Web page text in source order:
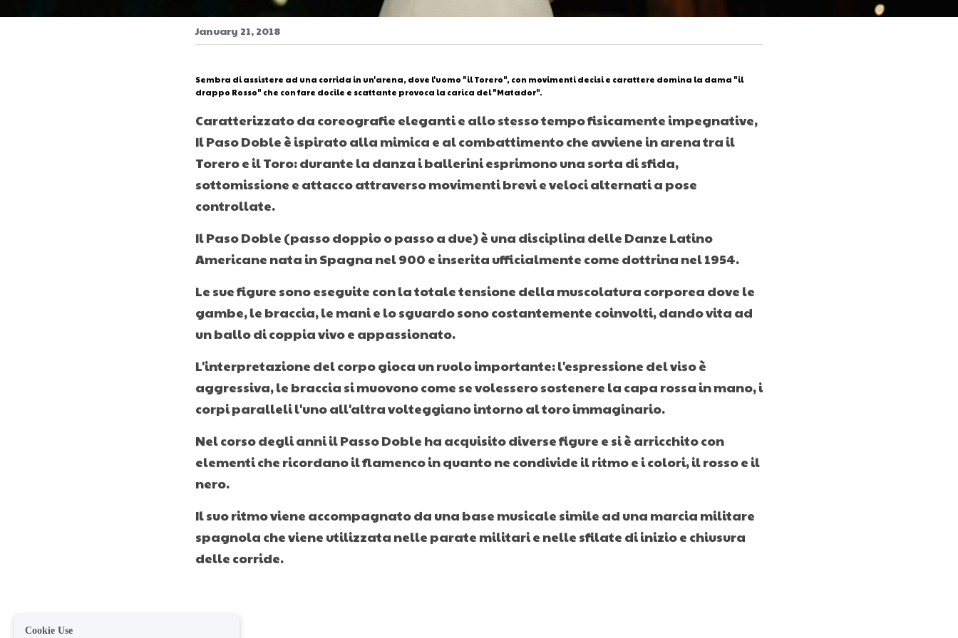
January 21, 2018
Sembra di assistere ad una corrida in un'arena, dove l'uomo "il Torero", con movimenti decisi e carattere domina la dama "il
drappo Rosso" che con fare docile e scattante provoca la carica del "Matador".
Caratterizzato da coreografie eleganti e allo stesso tempo fisicamente impegnative,
Il Paso Doble è ispirato alla mimica e al combattimento che avviene in arena tra il
Torero e il Toro: durante la danza i ballerini esprimono una sorta di sfida,
sottomissione e attacco attraverso movimenti brevi e veloci alternati a pose
controllate.
Il Paso Doble (passo doppio o passo a due) è una disciplina delle Danze Latino
Americane nata in Spagna nel 900 e inserita ufficialmente come dottrina nel 1954.
Le sue figure sono eseguite con la totale tensione della muscolatura corporea dove le
gambe, le braccia, le mani e lo sguardo sono costantemente coinvolti, dando vita ad
un ballo di coppia vivo e appassionato.
L'interpretazione del corpo gioca un ruolo importante: l'espressione del viso è
aggressiva, le braccia si muovono come se volessero sostenere la capa rossa in mano, i
corpi paralleli l'uno all'altra volteggiano intorno al toro immaginario.
Nel corso degli anni il Passo Doble ha acquisito diverse figure e si è arricchito con
elementi che ricordano il flamenco in quanto ne condivide il ritmo e i colori, il rosso e il
nero.
Il suo ritmo viene accompagnato da una base musicale simile ad una marcia militare
spagnola che viene utilizzata nelle parate militari e nelle sfilate di inizio e chiusura
delle corride.
Cookie Use